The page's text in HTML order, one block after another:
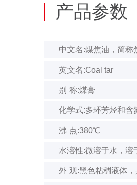
萘含量（无水基）/%：8
产品参数
中文名:煤焦油，简称
英文名:Coal tar
别 称:煤膏
化学式:多环芳烃和含
沸 点:380℃
水溶性:微溶于水，溶
外 观:黑色粘稠液体